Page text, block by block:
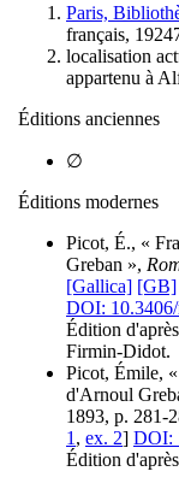
Paris,
français,
localisation
appartenu à
Éditions anciennes
∅
Éditions modernes
Picot, É., «
Greban »,
[Gallica] [GB]
DOI:
Édition
Firmin-Didot.
Picot, Émile,
d'Arnoul
1893, p. 281-
1 , ex. 2] DOI:
Édition